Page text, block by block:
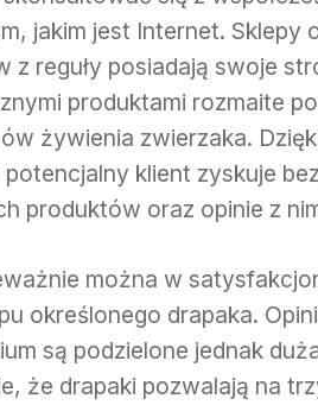
jakim jest Internet. Sklepy
z reguły posiadają swoje
produktami rozmaite
żywienia zwierzaka.
klient zyskuje
produktów oraz opinie z
można w
określonego drapaka.
są podzielone jednak
że drapaki pozwalają na